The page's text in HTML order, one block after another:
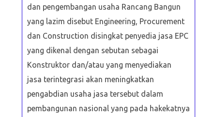
dan pengembangan usaha Rancang Bangun
yang lazim disebut Engineering, Procurement
dan Construction disingkat penyedia jasa EPC
yang dikenal dengan sebutan sebagai
Konstruktor dan/atau yang menyediakan
jasa terintegrasi akan meningkatkan
pengabdian usaha jasa tersebut dalam
pembangunan nasional yang pada hakekatnya